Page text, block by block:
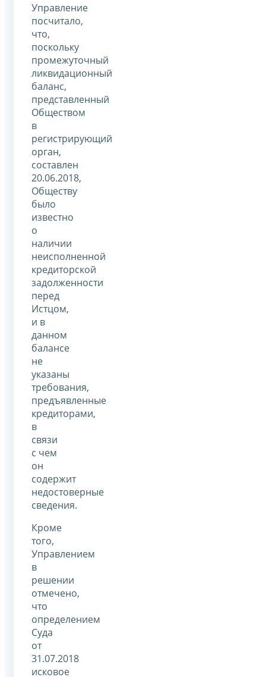
Управление
посчитало,
что,
поскольку
промежуточный
ликвидационный
баланс,
представленный
Обществом
в
регистрирующий
орган,
составлен
20.06.2018,
Обществу
было
известно
о
наличии
неисполненной
кредиторской
задолженности
перед
Истцом,
и в
данном
балансе
не
указаны
требования,
предъявленные
кредиторами,
в
связи
с чем
он
содержит
недостоверные
сведения.
Кроме
того,
Управлением
в
решении
отмечено,
что
определением
Суда
от
31.07.2018
исковое